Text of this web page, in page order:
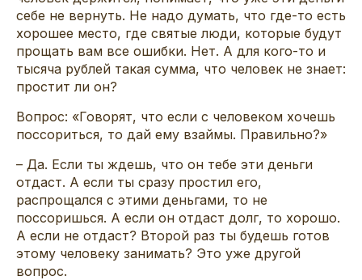
себе не вернуть. Не надо думать, что где-то есть
хорошее место, где святые люди, которые будут
прощать вам все ошибки. Нет. А для кого-то и
тысяча рублей такая сумма, что человек не знает:
простит ли он?
Вопрос: «Говорят, что если с человеком хочешь
поссориться, то дай ему взаймы. Правильно?»
– Да. Если ты ждешь, что он тебе эти деньги
отдаст. А если ты сразу простил его,
распрощался с этими деньгами, то не
поссоришься. А если он отдаст долг, то хорошо.
А если не отдаст? Второй раз ты будешь готов
этому человеку занимать? Это уже другой
вопрос.